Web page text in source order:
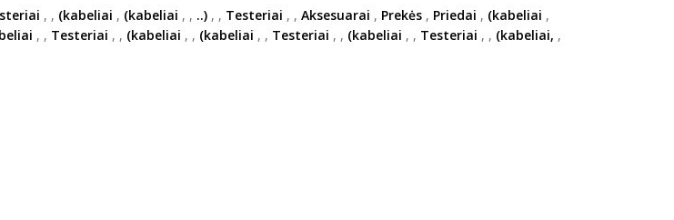
, , (kabeliai , (kabeliai , , ..) , , Testeriai , , Aksesuarai , Prekės , Priedai , (kabeliai ,
, , Testeriai , , (kabeliai , , (kabeliai , , Testeriai , , (kabeliai , , Testeriai , , (kabeliai, ,